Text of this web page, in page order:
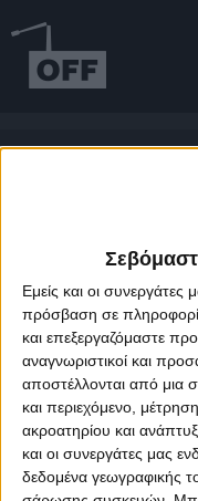
Εμείς και οι
πρόσβαση σε
και επεξεργαζόμαστε
αναγνωριστικοί και
αποστέλλονται από μια
και περιεχόμενο,
ακροατηρίου και
και οι συνεργάτες μας
δεδομένα γεωγραφικής
About Offradio
Designed &